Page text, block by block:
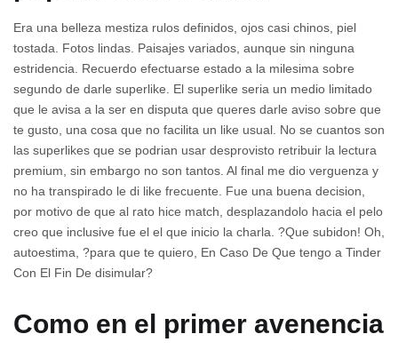
Era una belleza mestiza rulos definidos, ojos casi chinos, piel
tostada. Fotos lindas. Paisajes variados, aunque sin ninguna
estridencia. Recuerdo efectuarse estado a la milesima sobre
segundo de darle superlike. El superlike seri­a un medio limitado
que le avisa a la ser en disputa que queres darle aviso sobre que
te gusto, una cosa que no facilita un like usual. No se cuantos son
las superlikes que se podri­an usar desprovisto retribuir la lectura
premium, sin embargo no son tantos. Al final me dio verguenza y
no ha transpirado le di like frecuente. Fue una buena decision,
por motivo de que al rato hice match, desplazandolo hacia el pelo
creo que inclusive fue el el que inicio la charla. ?Que subidon! Oh,
autoestima, ?para que te quiero, En Caso De Que tengo a Tinder
Con El Fin De disimular?
Como en el primer avenencia